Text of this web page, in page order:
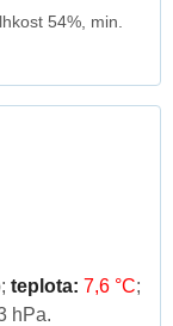
54%, min.
teplota: 7,6 °C;
hPa.